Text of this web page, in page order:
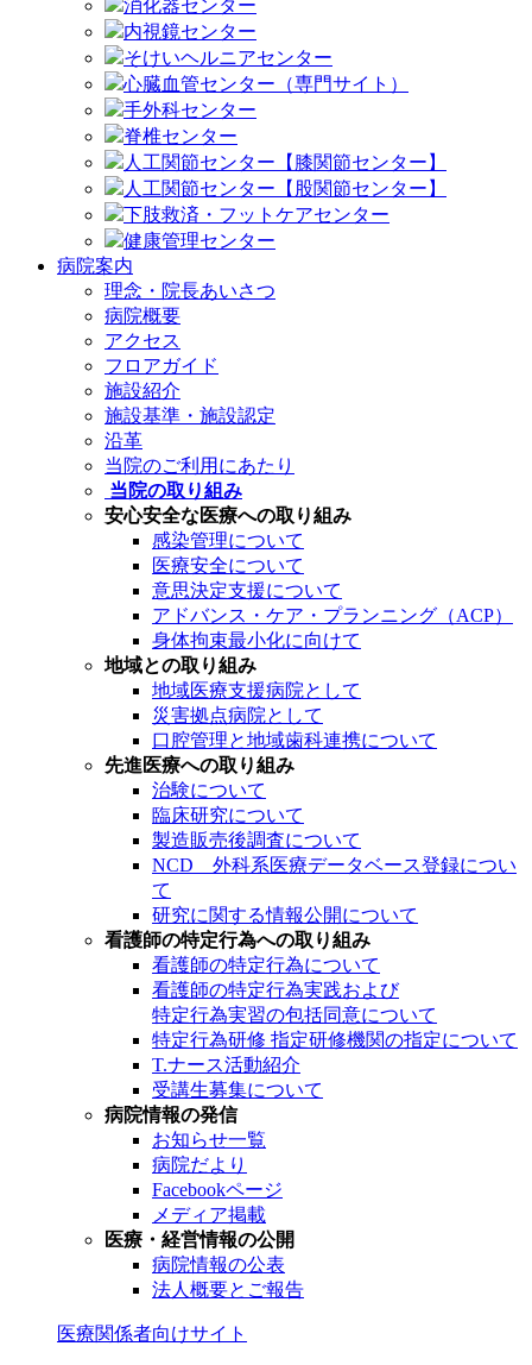
消化器センター
内視鏡センター
そけいヘルニアセンター
心臓血管センター（専門サイト）
手外科センター
脊椎センター
人工関節センター【膝関節センター】
人工関節センター【股関節センター】
下肢救済・フットケアセンター
健康管理センター
病院案内
理念・院長あいさつ
病院概要
アクセス
フロアガイド
施設紹介
施設基準・施設認定
沿革
当院のご利用にあたり
当院の取り組み
安心安全な医療への取り組み
感染管理について
医療安全について
意思決定支援について
アドバンス・ケア・プランニング（ACP）
身体拘束最小化に向けて
地域との取り組み
地域医療支援病院として
災害拠点病院として
口腔管理と地域歯科連携について
先進医療への取り組み
治験について
臨床研究について
製造販売後調査について
NCD 外科系医療データベース登録につい
て
研究に関する情報公開について
看護師の特定行為への取り組み
看護師の特定行為について
看護師の特定行為実践および
特定行為実習の包括同意について
特定行為研修 指定研修機関の指定について
T.ナース活動紹介
受講生募集について
病院情報の発信
お知らせ一覧
病院だより
Facebookページ
メディア掲載
医療・経営情報の公開
病院情報の公表
法人概要とご報告
医療関係者向けサイト